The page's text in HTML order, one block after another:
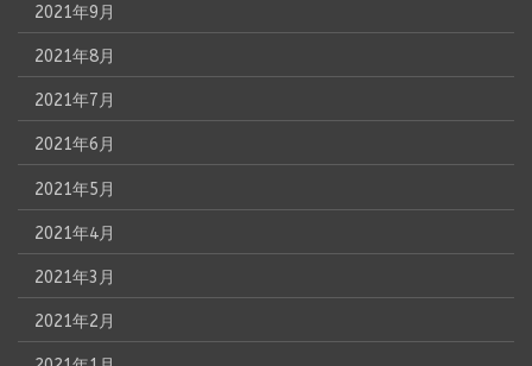
2021年9月
2021年8月
2021年7月
2021年6月
2021年5月
2021年4月
2021年3月
2021年2月